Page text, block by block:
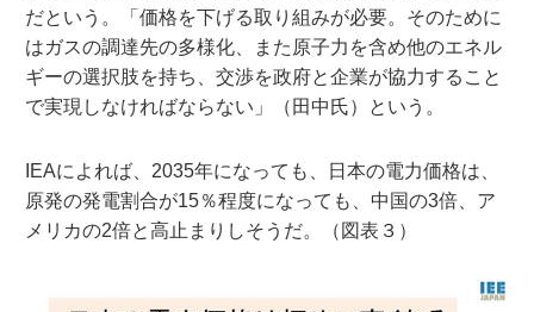
だという。「価格を下げる取り組みが必要。そのために
はガスの調達先の多様化、また原子力を含め他のエネル
ギーの選択肢を持ち、交渉を政府と企業が協力すること
で実現しなければならない」（田中氏）という。
IEAによれば、2035年になっても、日本の電力価格は、
原発の発電割合が15％程度になっても、中国の3倍、ア
メリカの2倍と高止まりしそうだ。（図表３）